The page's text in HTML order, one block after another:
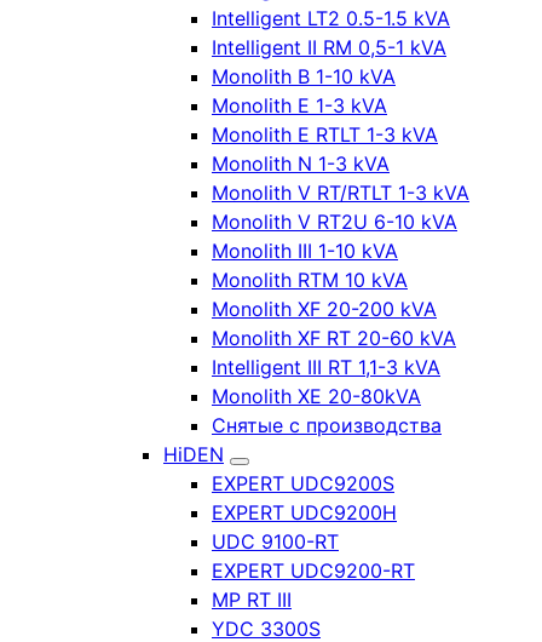
Intelligent LT2 0.5-1.5 kVA
Intelligent II RM 0,5-1 kVA
Monolith B 1-10 kVA
Monolith E 1-3 kVA
Monolith E RTLT 1-3 kVA
Monolith N 1-3 kVA
Monolith V RT/RTLT 1-3 kVA
Monolith V RT2U 6-10 kVA
Monolith III 1-10 kVA
Monolith RTM 10 kVA
Monolith XF 20-200 kVA
Monolith XF RT 20-60 kVA
Intelligent III RT 1,1-3 kVA
Monolith XE 20-80kVA
Снятые с производства
HiDEN
EXPERT UDC9200S
EXPERT UDC9200H
UDC 9100-RT
EXPERT UDC9200-RT
MP RT III
YDC 3300S